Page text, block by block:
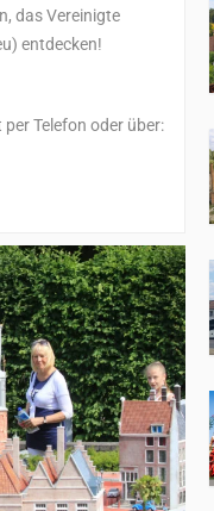
das Vereinigte
entdecken!
Telefon oder über: